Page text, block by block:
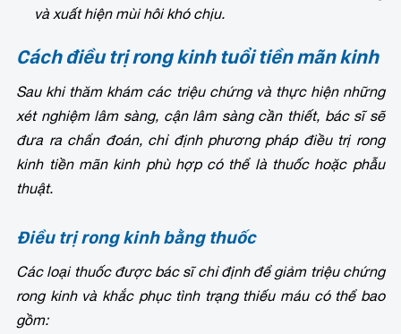
và xuất hiện mùi hôi khó chịu.
Cách điều trị rong kinh tuổi tiền mãn kinh
Sau khi thăm khám các triệu chứng và thực hiện những
xét nghiệm lâm sàng, cận lâm sàng cần thiết, bác sĩ sẽ
đưa ra chẩn đoán, chỉ định phương pháp điều trị rong
kinh tiền mãn kinh phù hợp có thể là thuốc hoặc phẫu
thuật.
Điều trị rong kinh bằng thuốc
Các loại thuốc được bác sĩ chỉ định để giảm triệu chứng
rong kinh và khắc phục tình trạng thiếu máu có thể bao
gồm: